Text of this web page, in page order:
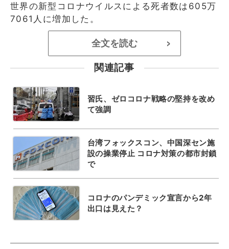
世界の新型コロナウイルスによる死者数は605万
7061人に増加した。
全文を読む >
関連記事
習氏、ゼロコロナ戦略の堅持を改め
て強調
台湾フォックスコン、中国深セン施
設の操業停止 コロナ対策の都市封鎖
で
コロナのパンデミック宣言から2年
出口は見えた？